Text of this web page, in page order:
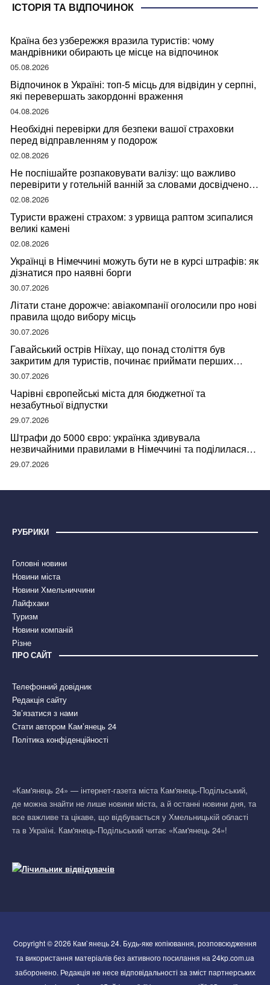
ІСТОРІЯ ТА ВІДПОЧИНОК
Країна без узбережжя вразила туристів: чому
мандрівники обирають це місце на відпочинок
05.08.2026
Відпочинок в Україні: топ-5 місць для відвідин у серпні,
які перевершать закордонні враження
04.08.2026
Необхідні перевірки для безпеки вашої страховки
перед відправленням у подорож
02.08.2026
Не поспішайте розпаковувати валізу: що важливо
перевірити у готельній ванній за словами досвідченої
мандрівниці
02.08.2026
Туристи вражені страхом: з урвища раптом зсипалися
великі камені
02.08.2026
Українці в Німеччині можуть бути не в курсі штрафів: як
дізнатися про наявні борги
30.07.2026
Літати стане дорожче: авіакомпанії оголосили про нові
правила щодо вибору місць
30.07.2026
Гавайський острів Ніїхау, що понад століття був
закритим для туристів, починає приймати перших
відвідувачів
30.07.2026
Чарівні європейські міста для бюджетної та
незабутньої відпустки
29.07.2026
Штрафи до 5000 євро: українка здивувала
незвичайними правилами в Німеччині та поділилася
правдою
29.07.2026
РУБРИКИ
Головні новини
Новини міста
Новини Хмельниччини
Лайфхаки
Туризм
Новини компаній
Різне
ПРО САЙТ
Телефонний довідник
Редакція сайту
Зв’язатися з нами
Стати автором Кам’янець 24
Політика конфіденційності
«Кам'янець 24» — інтернет-газета міста Кам'янець-Подільський,
де можна знайти не лише новини міста, а й останні новини дня, та
все важливе та цікаве, що відбувається у Хмельницькій області
та в Україні. Кам'янець-Подільський читає «Кам'янець 24»!
Copyright © 2026 Кам`янець 24. Будь-яке копіювання, розповсюдження
та використання матеріалів без активного посилання на 24kp.com.ua
заборонено. Редакція не несе відповідальності за зміст партнерських